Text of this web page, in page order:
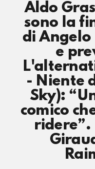
Aldo
sono la
di Angelo
e
- Niente
Sky):
comico
ridere”.